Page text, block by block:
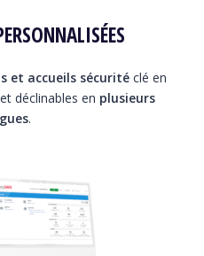
et accueils sécuritéclé en
déclinables en plusieurs
.